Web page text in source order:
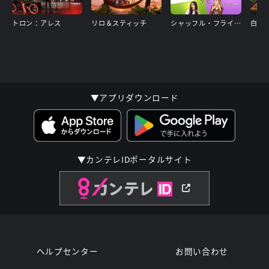
トロン：アレス リロ＆スティッチ シャッフル・フライデー 白雪
▼アプリダウンロード
▼カンテレIDポータルサイト
ヘルプセンター お問い合わせ